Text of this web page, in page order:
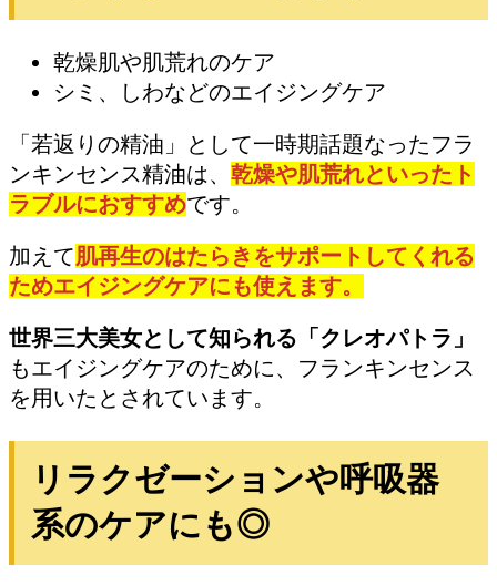
乾燥肌や肌荒れのケア
シミ、しわなどのエイジングケア
「若返りの精油」として一時期話題なったフラ
ンキンセンス精油は、 乾燥や肌荒れといったト
ラブルにおすすめです。
加えて肌再生のはたらきをサポートしてくれる
ためエイジングケアにも使えます。
世界三大美女として知られる「クレオパトラ」
もエイジングケアのために、フランキンセンス
を用いたとされています。
リラクゼーションや呼吸器
系のケアにも◎